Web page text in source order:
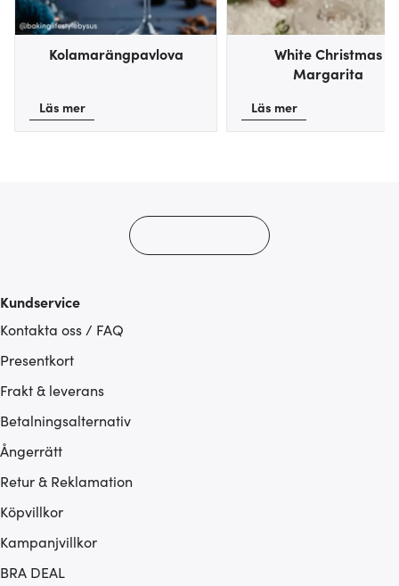
Kolamarängpavlova
Läs mer
White Christmas
Margarita
Läs mer
Kundservice
Kontakta oss / FAQ
Presentkort
Frakt & leverans
Betalningsalternativ
Ångerrätt
Retur & Reklamation
Köpvillkor
Kampanjvillkor
BRA DEAL